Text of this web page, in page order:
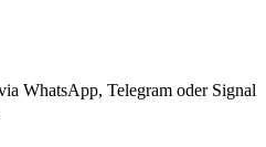
WhatsApp, Telegram oder Signal